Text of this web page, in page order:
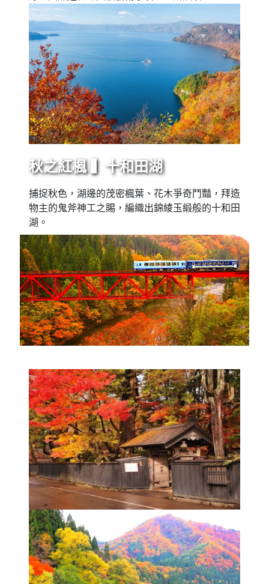
秋之紅楓 ▍十和田湖
捕捉秋色，湖邊的茂密楓葉、花木爭奇鬥豔，拜造
物主的鬼斧神工之賜，編織出錦綾玉緞般的十和田
湖。